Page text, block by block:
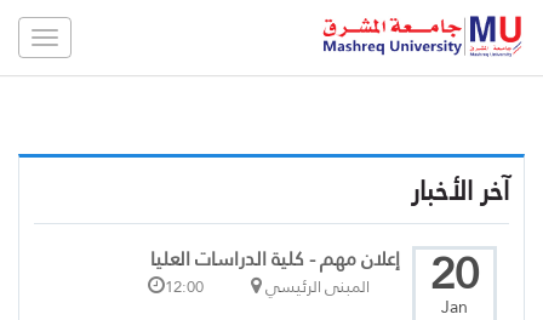
آخر الأخبار
20
Jan
إعلان مهم - كلية الدراسات العليا
المبنى الرئيسي 12:00